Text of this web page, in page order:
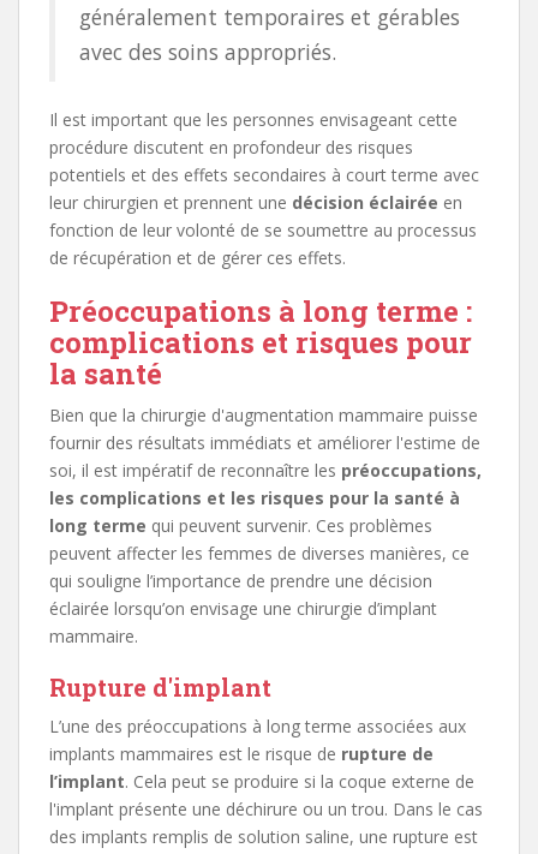
généralement temporaires et gérables
avec des soins appropriés.
Il est important que les personnes envisageant cette
procédure discutent en profondeur des risques
potentiels et des effets secondaires à court terme avec
leur chirurgien et prennent une décision éclairée en
fonction de leur volonté de se soumettre au processus
de récupération et de gérer ces effets.
Préoccupations à long terme :
complications et risques pour
la santé
Bien que la chirurgie d'augmentation mammaire puisse
fournir des résultats immédiats et améliorer l'estime de
soi, il est impératif de reconnaître les préoccupations,
les complications et les risques pour la santé à
long terme qui peuvent survenir. Ces problèmes
peuvent affecter les femmes de diverses manières, ce
qui souligne l’importance de prendre une décision
éclairée lorsqu’on envisage une chirurgie d’implant
mammaire.
Rupture d'implant
L’une des préoccupations à long terme associées aux
implants mammaires est le risque de rupture de
l’implant. Cela peut se produire si la coque externe de
l'implant présente une déchirure ou un trou. Dans le cas
des implants remplis de solution saline, une rupture est